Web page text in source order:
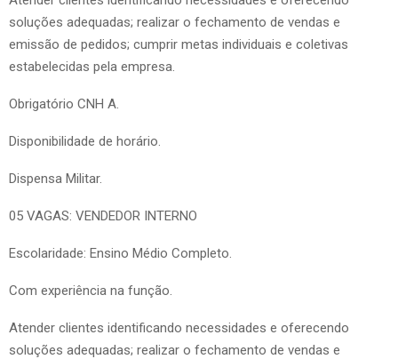
soluções adequadas; realizar o fechamento de vendas e
emissão de pedidos; cumprir metas individuais e coletivas
estabelecidas pela empresa.
Obrigatório CNH A.
Disponibilidade de horário.
Dispensa Militar.
05 VAGAS: VENDEDOR INTERNO
Escolaridade: Ensino Médio Completo.
Com experiência na função.
Atender clientes identificando necessidades e oferecendo
soluções adequadas; realizar o fechamento de vendas e